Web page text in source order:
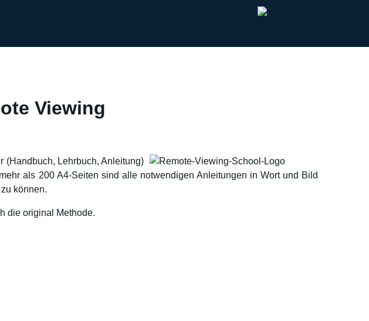
Viewing
(Handbuch, Lehrbuch, Anleitung)
als 200 A4-Seiten sind alle notwendigen Anleitungen in Wort und Bild
können.
die original Methode.